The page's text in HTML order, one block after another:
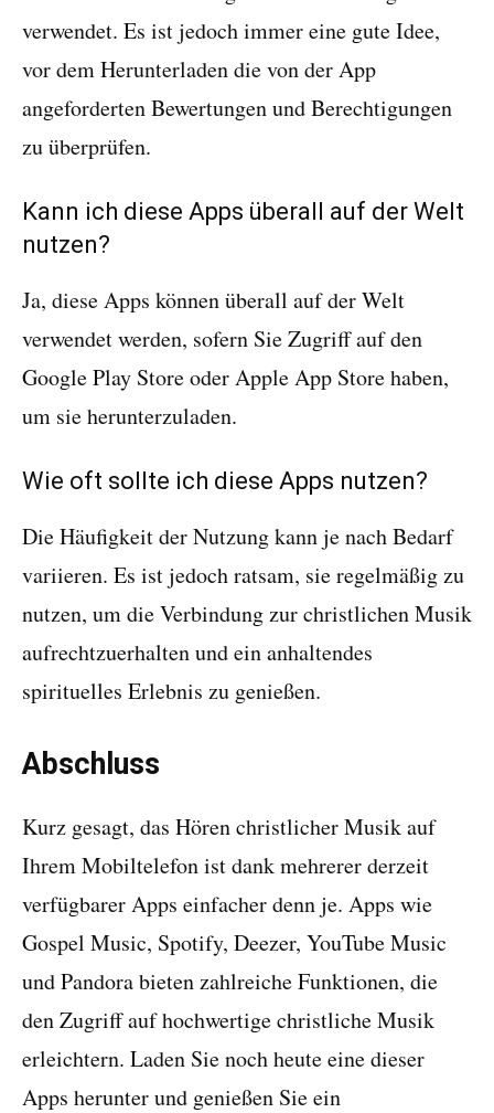
verwendet. Es ist jedoch immer eine gute Idee,
vor dem Herunterladen die von der App
angeforderten Bewertungen und Berechtigungen
zu überprüfen.
Kann ich diese Apps überall auf der Welt
nutzen?
Ja, diese Apps können überall auf der Welt
verwendet werden, sofern Sie Zugriff auf den
Google Play Store oder Apple App Store haben,
um sie herunterzuladen.
Wie oft sollte ich diese Apps nutzen?
Die Häufigkeit der Nutzung kann je nach Bedarf
variieren. Es ist jedoch ratsam, sie regelmäßig zu
nutzen, um die Verbindung zur christlichen Musik
aufrechtzuerhalten und ein anhaltendes
spirituelles Erlebnis zu genießen.
Abschluss
Kurz gesagt, das Hören christlicher Musik auf
Ihrem Mobiltelefon ist dank mehrerer derzeit
verfügbarer Apps einfacher denn je. Apps wie
Gospel Music, Spotify, Deezer, YouTube Music
und Pandora bieten zahlreiche Funktionen, die
den Zugriff auf hochwertige christliche Musik
erleichtern. Laden Sie noch heute eine dieser
Apps herunter und genießen Sie ein